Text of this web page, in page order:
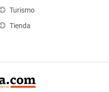
Turismo
Tienda